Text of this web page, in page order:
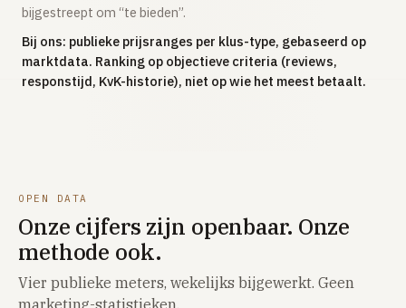
bijgestreept om “te bieden”.
Bij ons: publieke prijsranges per klus-type, gebaseerd op
marktdata. Ranking op objectieve criteria (reviews,
responstijd, KvK-historie), niet op wie het meest betaalt.
OPEN DATA
Onze cijfers zijn openbaar. Onze
methode ook.
Vier publieke meters, wekelijks bijgewerkt. Geen
marketing-statistieken.